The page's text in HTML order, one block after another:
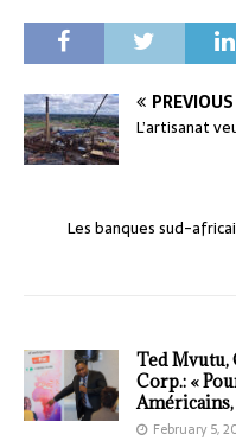
PREVIOUS
L’artisanat
Les banques sud-
Ted Mvutu,
Corp.: «
February 5,